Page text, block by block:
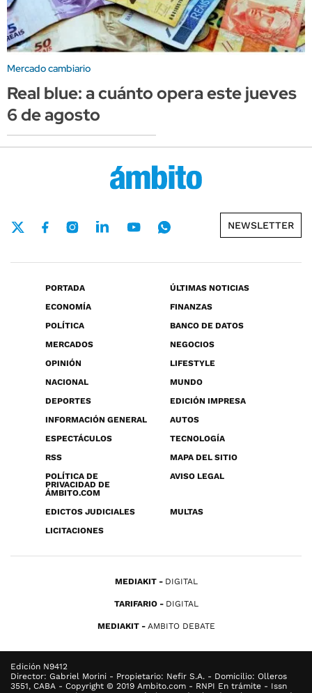
Mercado cambiario
Real blue: a cuánto opera este jueves
6 de agosto
NEWSLETTER
PORTADA
ÚLTIMAS NOTICIAS
ECONOMÍA
FINANZAS
POLÍTICA
BANCO DE DATOS
MERCADOS
NEGOCIOS
OPINIÓN
LIFESTYLE
NACIONAL
MUNDO
DEPORTES
EDICIÓN IMPRESA
INFORMACIÓN GENERAL
AUTOS
ESPECTÁCULOS
TECNOLOGÍA
RSS
MAPA DEL SITIO
POLÍTICA DE
PRIVACIDAD DE
ÁMBITO.COM
AVISO LEGAL
EDICTOS JUDICIALES
MULTAS
LICITACIONES
MEDIAKIT DIGITAL
TARIFARIO DIGITAL
MEDIAKIT AMBITO DEBATE
Edición N9412
Director: Gabriel Morini - Propietario: Nefir S.A. - Domicilio: Olleros
3551, CABA - Copyright © 2019 Ambito.com - RNPI En trámite - Issn